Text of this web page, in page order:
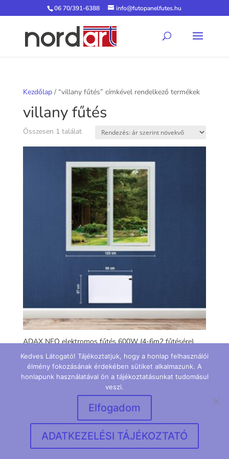
06 70/391-6388 info@futopanelfutes.hu
Kezdőlap/ “villany fűtés” címkével rendelkező termékek
villany fűtés
Összesen 1 találat
ADAX NEO elektromos fűtés 600W (4-6m2 fűtésére)
95 000
Ft ÁFA-val
Dizájn:Elegant Themes| Motor:WordPress
Kedves Látogató! Tájékoztatjuk, hogy a honlap felhasználói
élmény fokozásának érdekében sütiket alkalmazunk. A
honlapunk használatával ön a tájékoztatásunkat tudomásul
veszi.
Elfogadom
ADATKEZELÉSI TÁJÉKOZTATÓ